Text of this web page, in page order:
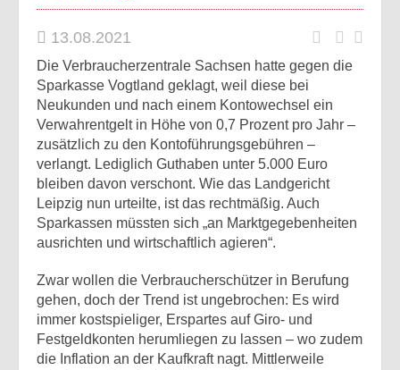
13.08.2021
Die Verbraucherzentrale Sachsen hatte gegen die
Sparkasse Vogtland geklagt, weil diese bei
Neukunden und nach einem Kontowechsel ein
Verwahrentgelt in Höhe von 0,7 Prozent pro Jahr –
zusätzlich zu den Kontoführungsgebühren –
verlangt. Lediglich Guthaben unter 5.000 Euro
bleiben davon verschont. Wie das Landgericht
Leipzig nun urteilte, ist das rechtmäßig. Auch
Sparkassen müssten sich „an Marktgegebenheiten
ausrichten und wirtschaftlich agieren“.
Zwar wollen die Verbraucherschützer in Berufung
gehen, doch der Trend ist ungebrochen: Es wird
immer kostspieliger, Erspartes auf Giro- und
Festgeldkonten herumliegen zu lassen – wo zudem
die Inflation an der Kaufkraft nagt. Mittlerweile